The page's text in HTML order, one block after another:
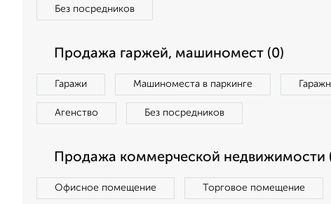
Без посредников
Продажа гаржей, машиномест (0)
Гаражи Машиноместа в паркинге
Агенство Без посредников
Продажа коммерческой недвижимости
Офисное помещение Торговое помещение